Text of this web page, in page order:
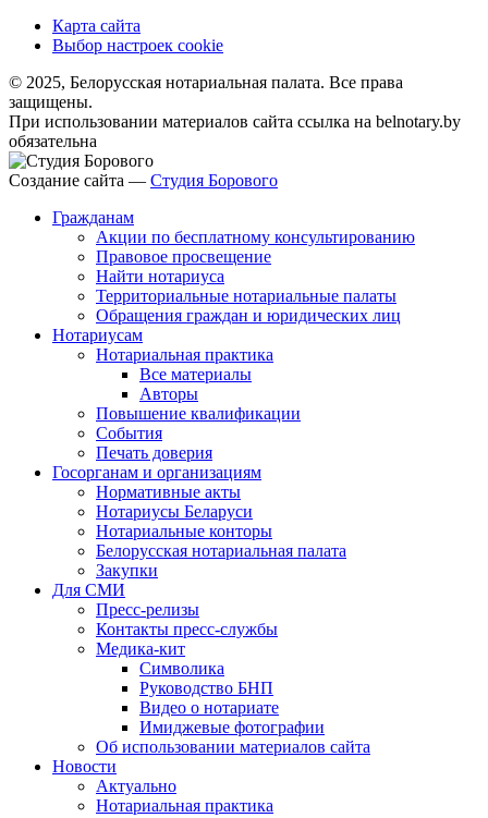
Карта сайта
Выбор настроек cookie
© 2025, Белорусская нотариальная палата. Все права
защищены.
При использовании материалов сайта ссылка на belnotary.by
обязательна
Создание сайта — Студия Борового
Гражданам
Акции по бесплатному консультированию
Правовое просвещение
Найти нотариуса
Территориальные нотариальные палаты
Обращения граждан и юридических лиц
Нотариусам
Нотариальная практика
Все материалы
Авторы
Повышение квалификации
События
Печать доверия
Госорганам и организациям
Нормативные акты
Нотариусы Беларуси
Нотариальные конторы
Белорусская нотариальная палата
Закупки
Для СМИ
Пресс-релизы
Контакты пресс-службы
Медика-кит
Символика
Руководство БНП
Видео о нотариате
Имиджевые фотографии
Об использовании материалов сайта
Новости
Актуально
Нотариальная практика